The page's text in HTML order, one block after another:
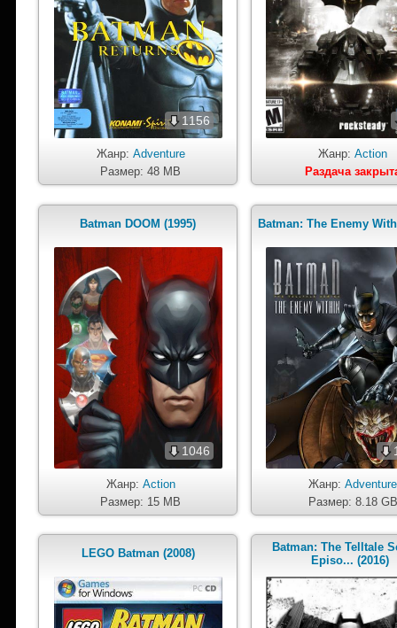
1156
Жанр: Adventure
Размер: 48 MB
Жанр:Action
Раздача
Batman DOOM (1995)
1046
Жанр: Action
Размер: 15 MB
Batman: The Enemy
Жанр:Adventure
Размер: 8.18 GB
LEGO Batman (2008)
Batman: The Telltale
Episo... (2016)